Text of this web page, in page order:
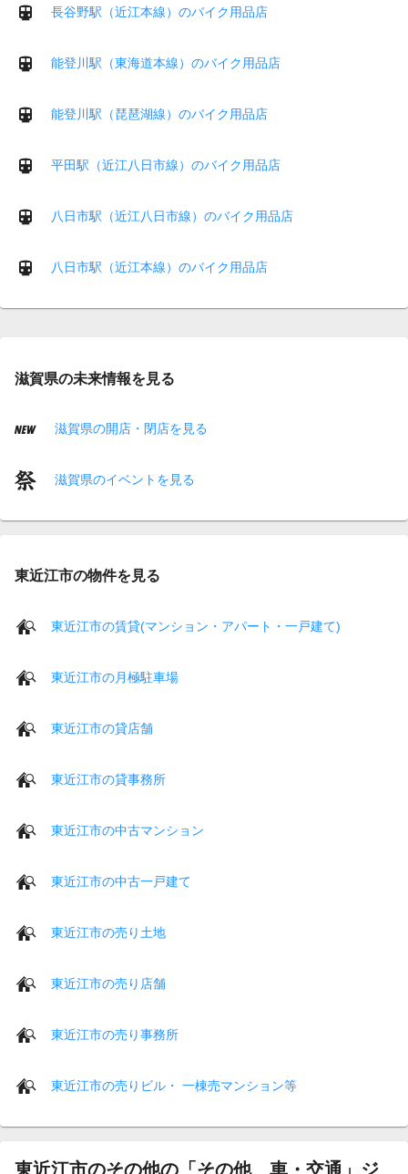
長谷野駅（近江本線）のバイク用品店
能登川駅（東海道本線）のバイク用品店
能登川駅（琵琶湖線）のバイク用品店
平田駅（近江八日市線）のバイク用品店
八日市駅（近江八日市線）のバイク用品店
八日市駅（近江本線）のバイク用品店
滋賀県の未来情報を見る
滋賀県の開店・閉店を見る
滋賀県のイベントを見る
東近江市の物件を見る
東近江市の賃貸(マンション・アパート・一戸建て)
東近江市の月極駐車場
東近江市の貸店舗
東近江市の貸事務所
東近江市の中古マンション
東近江市の中古一戸建て
東近江市の売り土地
東近江市の売り店舗
東近江市の売り事務所
東近江市の売りビル・ 一棟売マンション等
東近江市のその他の「その他 車・交通」ジ